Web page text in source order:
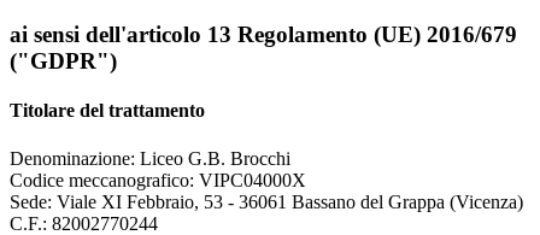
ai sensi dell'articolo 13 Regolamento (UE) 2016/679
("GDPR")
Titolare del trattamento
Denominazione: Liceo G.B. Brocchi
Codice meccanografico: VIPC04000X
Sede: Viale XI Febbraio, 53 - 36061 Bassano del Grappa (Vicenza)
C.F.: 82002770244